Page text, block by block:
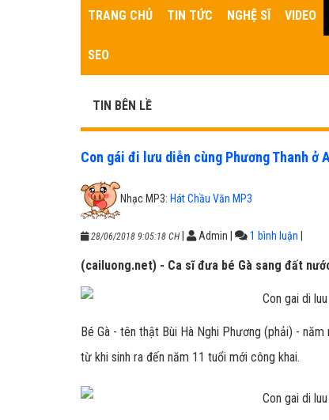
TRANG CHỦ TIN TỨC NGHỆ SĨ VIDEO
SEO
TIN BÊN LỀ
Con gái đi lưu diễn cùng Phương Thanh ở
Nhạc MP3: Hát Chầu Văn MP3
28/06/2018 9:05:18 CH Admin 1 bình luận
(cailuong.net) - Ca sĩ đưa bé Gà sang đất
Bé Gà - tên thật Bùi Hà Nghi Phương (phải) - năm
từ khi sinh ra đến năm 11 tuổi mới công khai.